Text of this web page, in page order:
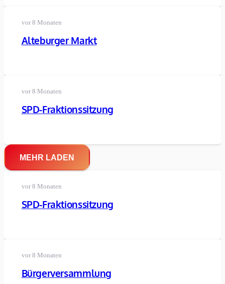
vor 8 Monaten
Alteburger Markt
vor 8 Monaten
SPD-Fraktionssitzung
MEHR LADEN
vor 8 Monaten
SPD-Fraktionssitzung
vor 8 Monaten
Bürgerversammlung